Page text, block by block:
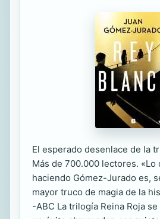
El esperado desenlace de la
Más de 700.000 lectores. «Lo
haciendo Gómez-Jurado es,
mayor truco de magia de la
-ABC La trilogía Reina Roja